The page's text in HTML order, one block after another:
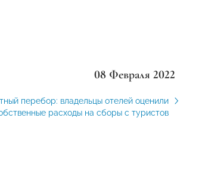
08 Февраля 2022
перебор: владельцы отелей оценили
расходы на сборы с туристов